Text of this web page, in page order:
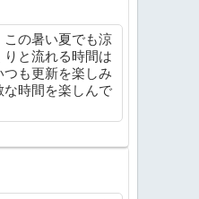
の暑い夏でも涼
りと流れる時間は
も更新を楽しみ
時間を楽しんで